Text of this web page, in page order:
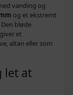
vanding og
og et ekstremt
bløde
et
altan eller som
let at
UV- og
424,-
379,-
cm
735,-
UV- og